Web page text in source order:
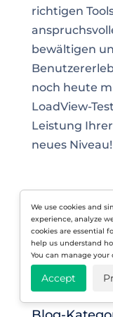
richtigen
bewältigen
noch heute
LoadView-
Leistung
neues Niveau!
Blog nach
We use cookies and
experience, analyze
cookies are essential
help us understand
You can manage
Accept